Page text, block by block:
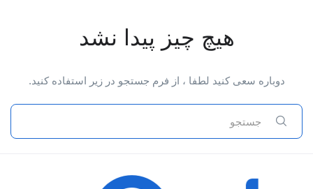
هیچ چیز پیدا نشد
دوباره سعی کنید لطفا ، از فرم جستجو در زیر استفاده کنید.